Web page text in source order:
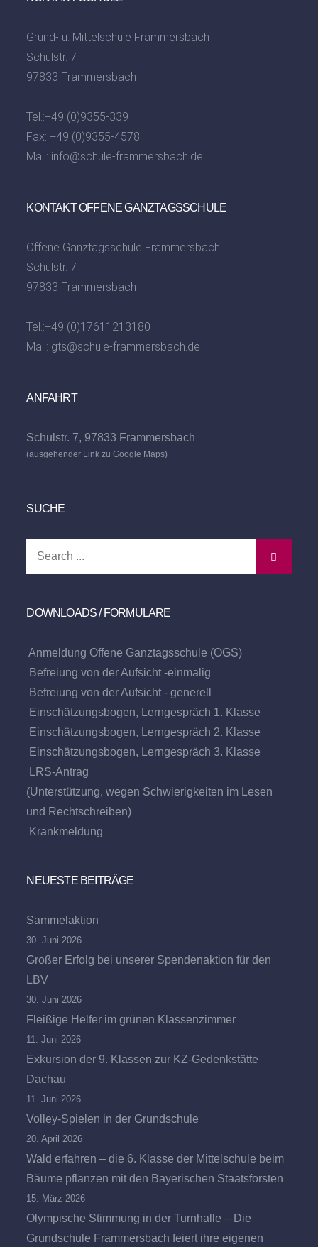
Grund- u. Mittelschule Frammersbach
Schulstr. 7
97833 Frammersbach
Tel.:+49 (0)9355-339
Fax: +49 (0)9355-4578
Mail: info@schule-frammersbach.de
KONTAKT OFFENE GANZTAGSSCHULE
Offene Ganztagsschule Frammersbach
Schulstr. 7
97833 Frammersbach
Tel.:+49 (0)17611213180
Mail: gts@schule-frammersbach.de
ANFAHRT
Schulstr. 7, 97833 Frammersbach
(ausgehender Link zu Google Maps)
SUCHE
DOWNLOADS / FORMULARE
Anmeldung Offene Ganztagsschule (OGS)
Befreiung von der Aufsicht -einmalig
Befreiung von der Aufsicht - generell
Einschätzungsbogen, Lerngespräch 1. Klasse
Einschätzungsbogen, Lerngespräch 2. Klasse
Einschätzungsbogen, Lerngespräch 3. Klasse
LRS-Antrag
(Unterstützung, wegen Schwierigkeiten im Lesen
und Rechtschreiben)
Krankmeldung
NEUESTE BEITRÄGE
Sammelaktion
30. Juni 2026
Großer Erfolg bei unserer Spendenaktion für den
LBV
30. Juni 2026
Fleißige Helfer im grünen Klassenzimmer
11. Juni 2026
Exkursion der 9. Klassen zur KZ-Gedenkstätte
Dachau
11. Juni 2026
Volley-Spielen in der Grundschule
20. April 2026
Wald erfahren – die 6. Klasse der Mittelschule beim
Bäume pflanzen mit den Bayerischen Staatsforsten
15. März 2026
Olympische Stimmung in der Turnhalle – Die
Grundschule Frammersbach feiert ihre eigenen